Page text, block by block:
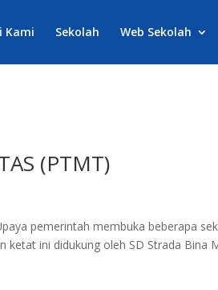
Kami Sekolah Web Sekolah
(PTMT)
pemerintah membuka beberapa
ini didukung oleh SD Strada Bina